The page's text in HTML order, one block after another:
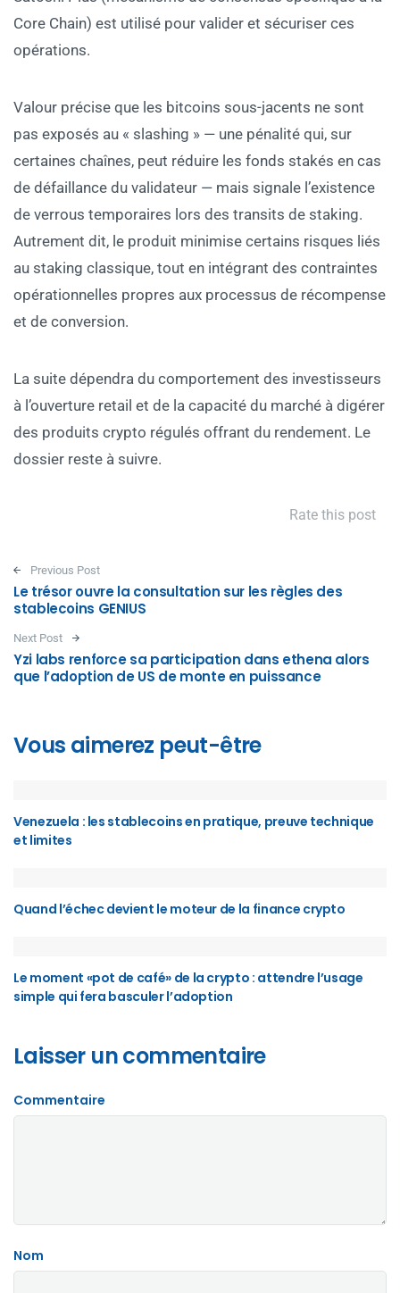
Core Chain) est utilisé pour valider et sécuriser ces
opérations.
Valour précise que les bitcoins sous-jacents ne sont
pas exposés au « slashing » — une pénalité qui, sur
certaines chaînes, peut réduire les fonds stakés en cas
de défaillance du validateur — mais signale l’existence
de verrous temporaires lors des transits de staking.
Autrement dit, le produit minimise certains risques liés
au staking classique, tout en intégrant des contraintes
opérationnelles propres aux processus de récompense
et de conversion.
La suite dépendra du comportement des investisseurs
à l’ouverture retail et de la capacité du marché à digérer
des produits crypto régulés offrant du rendement. Le
dossier reste à suivre.
Rate this post
Post navigation
Previous Post
Le trésor ouvre la consultation sur les règles des
stablecoins GENIUS
Next Post
Yzi labs renforce sa participation dans ethena alors
que l’adoption de US de monte en puissance
Vous aimerez peut-être
Venezuela : les stablecoins en pratique, preuve technique
et limites
Quand l’échec devient le moteur de la finance crypto
Le moment «pot de café» de la crypto : attendre l’usage
simple qui fera basculer l’adoption
Laisser un commentaire
Commentaire
Nom